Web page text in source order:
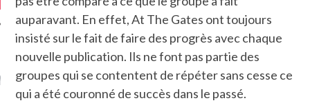
KARMA –
ANNIVERSAIRE
auparavant. En effet, At The Gates ont toujours
insisté sur le fait de faire des progrès avec chaque
nouvelle publication. Ils ne font pas partie des
groupes qui se contentent de répéter sans cesse ce
qui a été couronné de succès dans le passé.